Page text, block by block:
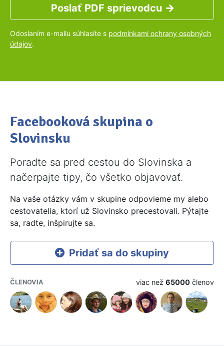
Poslať PDF sprievodcu
Odoslaním e-mailu súhlasíte s podmínkami ochrany osobných
údajov.
Facebooková skupina o
Slovinsku
Poradte sa pred cestou do Slovinska a
načerpajte tipy, čo všetko objavovať.
Na vaše otázky vám v skupine odpovieme my alebo
cestovatelia, ktorí už Slovinsko precestovali. Pýtajte
sa, radte, inšpirujte sa.
Pridať sa do skupiny
ČLENOVIA viac než 65000 členov